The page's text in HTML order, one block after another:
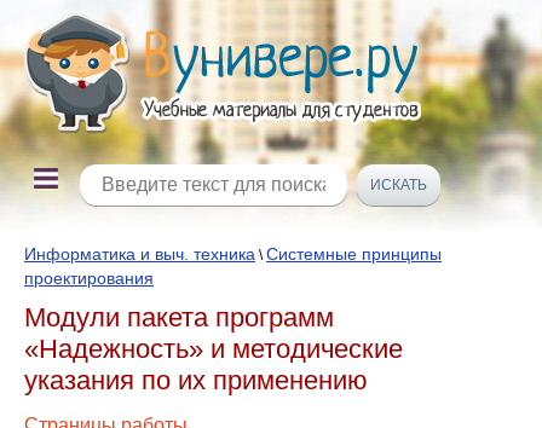
Информатика и выч. техника \Системные принципы
проектирования
Модули пакета программ
«Надежность» и методические
указания по их применению